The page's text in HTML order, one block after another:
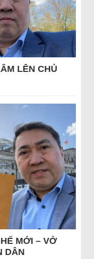
LÊN CHỦ
MỚI – VỞ
DÂN